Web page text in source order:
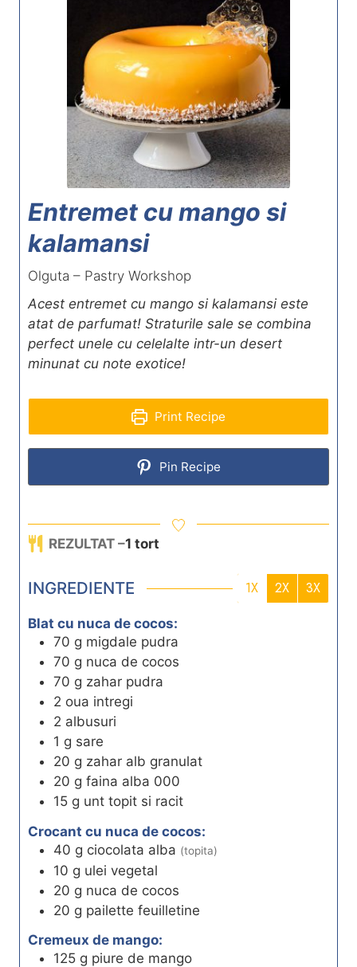
Entremet cu mango si
kalamansi
Olguta – Pastry Workshop
Acest entremet cu mango si kalamansi este
atat de parfumat! Straturile sale se combina
perfect unele cu celelalte intr-un desert
minunat cu note exotice!
Print Recipe
Pin Recipe
REZULTAT –1 tort
INGREDIENTE 1X 2X 3X
Blat cu nuca de cocos:
70 g migdale pudra
70 g nuca de cocos
70 g zahar pudra
2 oua intregi
2 albusuri
1 g sare
20 g zahar alb granulat
20 g faina alba 000
15 g unt topit si racit
Crocant cu nuca de cocos:
40 g ciocolata alba (topita)
10 g ulei vegetal
20 g nuca de cocos
20 g pailette feuilletine
Cremeux de mango:
125 g piure de mango